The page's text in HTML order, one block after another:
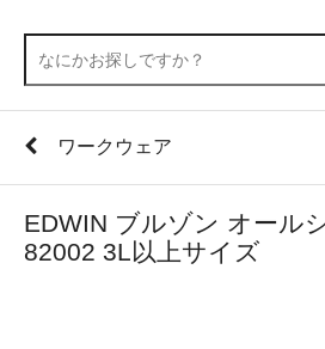
ワークウェア
EDWIN ブルゾン オール
82002 3L以上サイズ